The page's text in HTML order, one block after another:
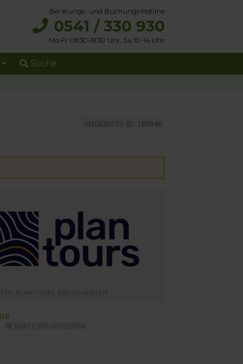
Beratungs- und Buchungs Hotline
0541 / 330 930
Mo-Fr 08:30-18:30 Uhr, Sa 10-14 Uhr
Suche
ANGEBOTS-ID: 189346